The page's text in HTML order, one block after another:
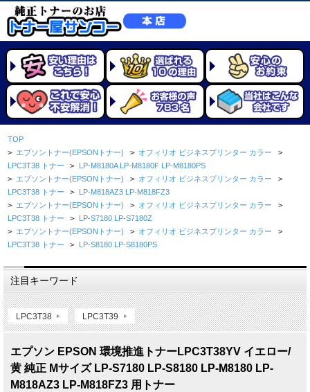
TOP
> エプソントナー(EPSONトナー) > オフィリオ ビジネスプリンター カラー >
LPC3T38 トナー > LP-M8180A LP-M8180F LP-M8180PS
> エプソントナー(EPSONトナー) > オフィリオ ビジネスプリンター カラー >
LPC3T38 トナー > LP-M818AZ3 LP-M818FZ3
> エプソントナー(EPSONトナー) > オフィリオ ビジネスプリンター カラー >
LPC3T38 トナー > LP-S7180 LP-S7180Z
> エプソントナー(EPSONトナー) > オフィリオ ビジネスプリンター カラー >
LPC3T38 トナー > LP-S8180 LP-S8180PS
注目キーワード
LPC3T38 LPC3T39
エプソン EPSON 環境推進トナーLPC3T38YV イエロー/
黄 純正 Mサイズ LP-S7180 LP-S8180 LP-M8180 LP-
M818AZ3 LP-M818FZ3 用トナー